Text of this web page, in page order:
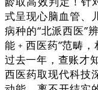
式呈现心脑血管、
病种的“北派西医”
能﹢西医药”范畴
过去一年，查账才
西医药取现代科技